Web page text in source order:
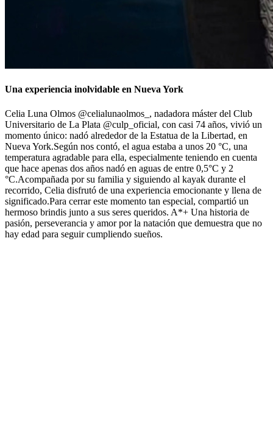
Una experiencia inolvidable en Nueva York
Celia Luna Olmos @celialunaolmos_, nadadora máster del Club
Universitario de La Plata @culp_oficial, con casi 74 años, vivió un
momento único: nadó alrededor de la Estatua de la Libertad, en
Nueva York.Según nos contó, el agua estaba a unos 20 °C, una
temperatura agradable para ella, especialmente teniendo en cuenta
que hace apenas dos años nadó en aguas de entre 0,5°С y 2
°C.Acompañada por su familia y siguiendo al kayak durante el
recorrido, Celia disfrutó de una experiencia emocionante y llena de
significado.Para cerrar este momento tan especial, compartió un
hermoso brindis junto a sus seres queridos. A*+ Una historia de
pasión, perseverancia y amor por la natación que demuestra que no
hay edad para seguir cumpliendo sueños.